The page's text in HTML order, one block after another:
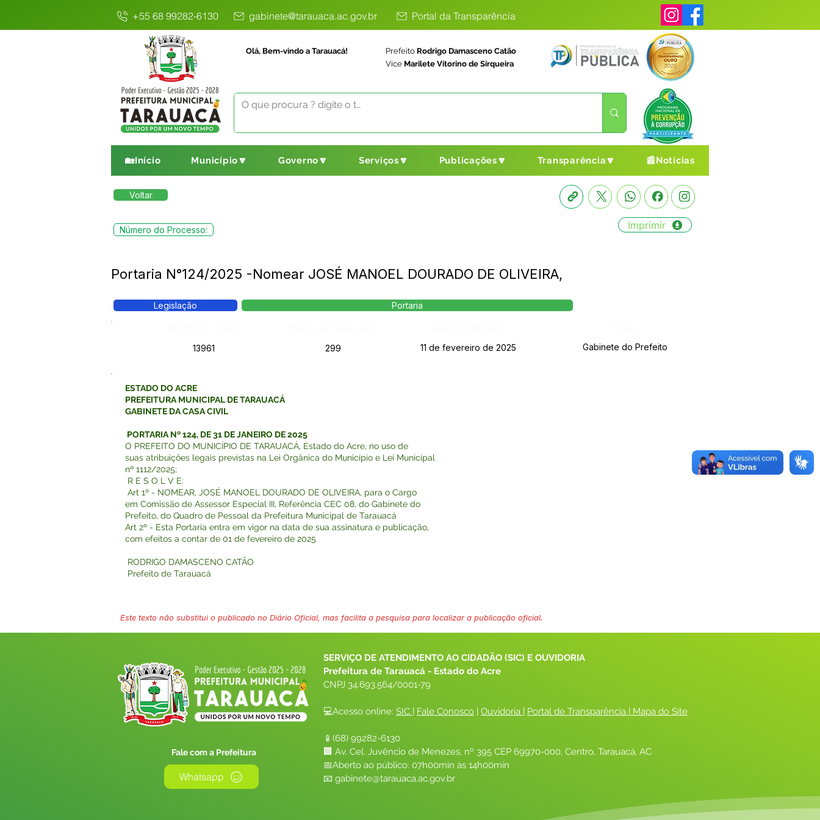
+55 68 99282-6130 gabinete@tarauaca.ac.gov.br Portal da Transparência
Olá, Bem-vindo a Tarauacá! Prefeito Rodrigo Damasceno Catão
Vice Marilete Vitorino de Sirqueira
🏡Início Município🔽 Governo🔽 Serviços🔽 Publicações🔽 Transparência🔽 📰Notícias
Voltar
Número do Processo: Imprimir
Portaria N°124/2025 -Nomear JOSÉ MANOEL DOURADO DE OLIVEIRA,
Legislação Portaria
13961
299 11 de fevereiro de 2025 Gabinete do Prefeito
ESTADO DO ACRE
PREFEITURA MUNICIPAL DE TARAUACÁ
GABINETE DA CASA CIVIL
PORTARIA Nº 124, DE 31 DE JANEIRO DE 2025
O PREFEITO DO MUNICÍPIO DE TARAUACÁ, Estado do Acre, no uso de
suas atribuições legais previstas na Lei Orgânica do Município e Lei Municipal
nº 1112/2025;
R E S O L V E:
Art 1º - NOMEAR, JOSÉ MANOEL DOURADO DE OLIVEIRA, para o Cargo
em Comissão de Assessor Especial III, Referência CEC 08, do Gabinete do
Prefeito, do Quadro de Pessoal da Prefeitura Municipal de Tarauacá
Art 2º - Esta Portaria entra em vigor na data de sua assinatura e publicação,
com efeitos a contar de 01 de fevereiro de 2025
RODRIGO DAMASCENO CATÃO
Prefeito de Tarauacá
Este texto não substitui o publicado no Diário Oficial, mas facilita a pesquisa para localizar a publicação oficial.
Fale com a Prefeitura
Whatsapp
SERVIÇO DE ATENDIMENTO AO CIDADÃO (SIC) E OUVIDORIA
Prefeitura de Tarauacá - Estado do Acre
CNPJ 34.693.564/0001-79
💻Acesso online: SIC | Fale Conosco | Ouvidoria | Portal de Transparência | Mapa do Site
📱(68) 99282-6130
🏢 Av. Cel. Juvêncio de Menezes, nº 395 CEP 69970-000, Centro, Tarauacá, AC
📅Aberto ao público: 07h00min às 14h00min
📧 gabinete@tarauaca.ac.gov.br